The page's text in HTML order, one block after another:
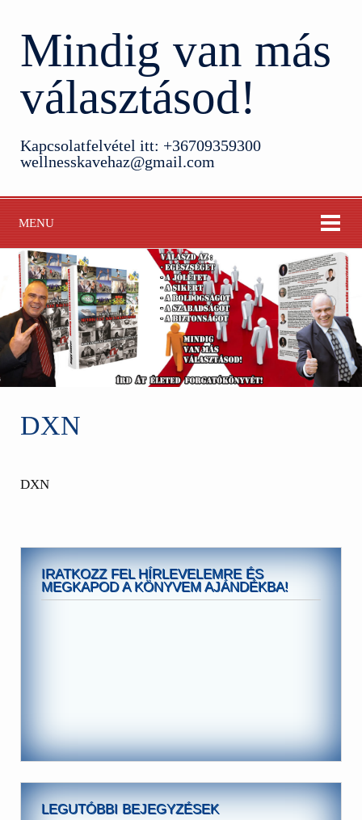
Mindig van más
választásod!
Kapcsolatfelvétel itt: +36709359300
wellnesskavehaz@gmail.com
MENU
DXN
DXN
IRATKOZZ FEL HÍRLEVELEMRE ÉS
MEGKAPOD A KÖNYVEM AJÁNDÉKBA!
LEGUTÓBBI BEJEGYZÉSEK